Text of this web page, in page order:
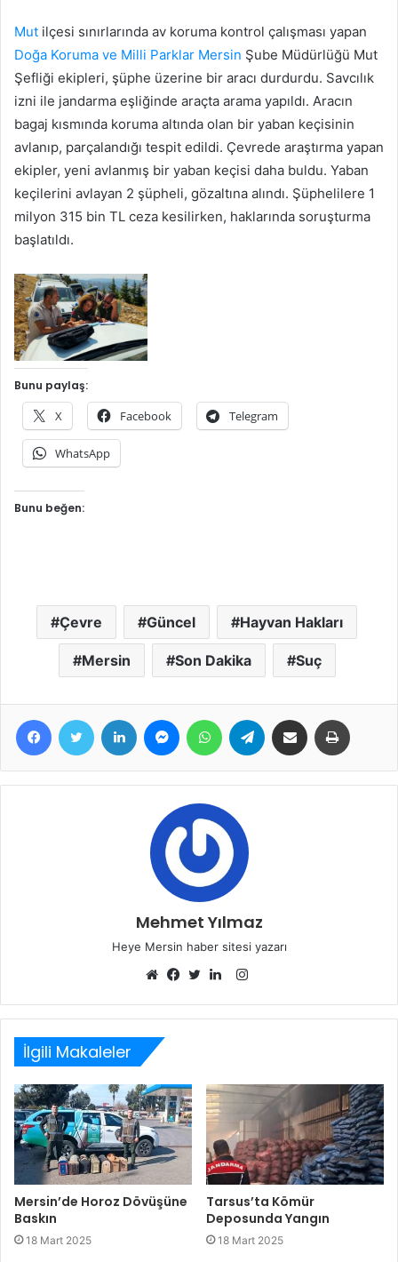
Mut ilçesi sınırlarında av koruma kontrol çalışması yapan
Doğa Koruma ve Milli Parklar Mersin Şube Müdürlüğü Mut
Şefliği ekipleri, şüphe üzerine bir aracı durdurdu. Savcılık
izni ile jandarma eşliğinde araçta arama yapıldı. Aracın
bagaj kısmında koruma altında olan bir yaban keçisinin
avlanıp, parçalandığı tespit edildi. Çevrede araştırma yapan
ekipler, yeni avlanmış bir yaban keçisi daha buldu. Yaban
keçilerini avlayan 2 şüpheli, gözaltına alındı. Şüphelilere 1
milyon 315 bin TL ceza kesilirken, haklarında soruşturma
başlatıldı.
Bunu paylaş:
X Facebook Telegram
WhatsApp
Bunu beğen:
Çevre Güncel Hayvan Hakları
Mersin Son Dakika Suç
FacebookTwitter LinkedIn MessengerWhatsAppTelegram E-Posta ile paylaş
Mehmet Yılmaz
Heye Mersin haber sitesi yazarı
sitesi
Instagram
İlgili Makaleler
Mersin’de Horoz Dövüşüne
Baskın
18 Mart 2025
Tarsus’ta Kömür
Deposunda Yangın
18 Mart 2025